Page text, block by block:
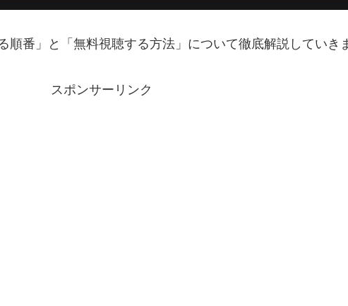
順番」と「無料視聴する方法」について徹底解説していき
スポンサーリンク